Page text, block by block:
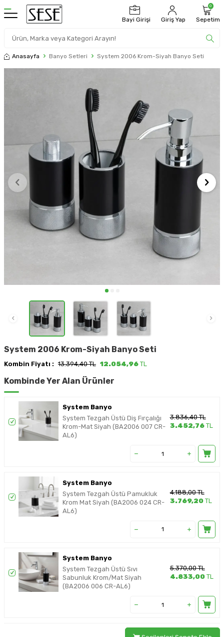
Bayi Girişi Giriş Yap
0
Sepetim
Anasayfa Banyo Setleri System 2006 Krom-Siyah Banyo Seti
System 2006 Krom-Siyah Banyo Seti
Kombin Fiyatı : 13.394,40 TL 12.054,96 TL
Kombinde Yer Alan Ürünler
System Banyo
System Tezgah Üstü Diş Fırçalığı
Krom-Mat Siyah (BA2006 007 CR-
AL6)
3.836,40TL
3.452,76TL
System Banyo
System Tezgah Üstü Pamukluk
Krom Mat Siyah (BA2006 024 CR-
AL6)
4.188,00TL
3.769,20TL
System Banyo
System Tezgah Üstü Sıvı
Sabunluk Krom/Mat Siyah
(BA2006 006 CR-AL6)
5.370,00TL
4.833,00TL